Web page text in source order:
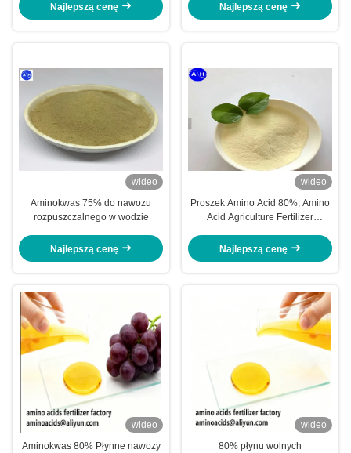
Najlepszą cenę
Najlepszą cenę
wideo
Aminokwas 75% do nawozu
rozpuszczalnego w wodzie
Najlepszą cenę
wideo
Proszek Amino Acid 80%, Amino
Acid Agriculture Fertilizer
Najlepszą cenę
wideo
Aminokwas 80% Płynne nawozy
wideo
80% płynu wolnych